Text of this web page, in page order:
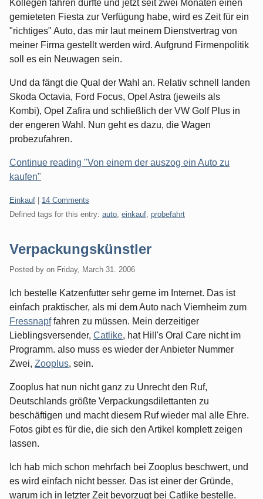
Kollegen fahren durfte und jetzt seit zwei Monaten einen
gemieteten Fiesta zur Verfügung habe, wird es Zeit für ein
"richtiges" Auto, das mir laut meinem Dienstvertrag von
meiner Firma gestellt werden wird. Aufgrund Firmenpolitik
soll es ein Neuwagen sein.
Und da fängt die Qual der Wahl an. Relativ schnell landen
Skoda Octavia, Ford Focus, Opel Astra (jeweils als
Kombi), Opel Zafira und schließlich der VW Golf Plus in
der engeren Wahl. Nun geht es dazu, die Wagen
probezufahren.
Continue reading "Von einem der auszog ein Auto zu
kaufen"
Categories:
Einkauf
14 Comments
Defined tags for this entry: auto einkauf probefahrt
Verpackungskünstler
Posted by on Friday, March 31. 2006
Ich bestelle Katzenfutter sehr gerne im Internet. Das ist
einfach praktischer, als mi dem Auto nach Viernheim zum
Fressnapffahren zu müssen. Mein derzeitiger
Lieblingsversender, Catlike, hat Hill's Oral Care nicht im
Programm. also muss es wieder der Anbieter Nummer
Zwei, Zooplus, sein.
Zooplus hat nun nicht ganz zu Unrecht den Ruf,
Deutschlands größte Verpackungsdilettanten zu
beschäftigen und macht diesem Ruf wieder mal alle Ehre.
Fotos gibt es für die, die sich den Artikel komplett zeigen
lassen.
Ich hab mich schon mehrfach bei Zooplus beschwert, und
es wird einfach nicht besser. Das ist einer der Gründe,
warum ich in letzter Zeit bevorzugt bei Catlike bestelle.